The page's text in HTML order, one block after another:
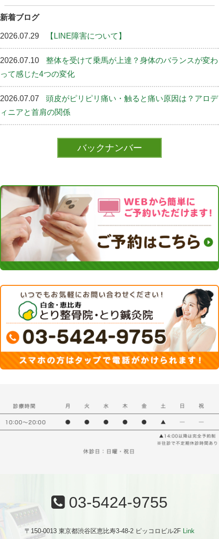
新着ブログ
2026.07.29 【LINE障害について】
2026.07.10
整体を受けて乗馬が上達？身体のバランスが変わ
って感じた4つの変化
2026.07.07
頭皮がピリピリ痛い・触ると痛い原因は？アロデ
ィニアと首肩の関係
バックナンバー
03-5424-9755
〒150-0013 東京都渋谷区恵比寿3-48-2 ピッコロビル2F Link